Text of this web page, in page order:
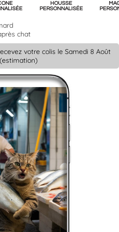
HOUSSE
PERSONNALISÉE
chat
votre colis le Samedi 8 Août